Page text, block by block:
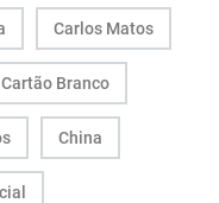
Carlos Matos
Cartão Branco
China